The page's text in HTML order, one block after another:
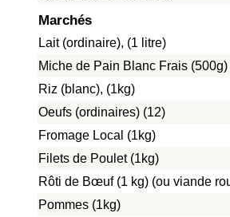
Marchés
Lait (ordinaire), (1 litre)
Miche de Pain Blanc Frais (500g)
Riz (blanc), (1kg)
Oeufs (ordinaires) (12)
Fromage Local (1kg)
Filets de Poulet (1kg)
Rôti de Bœuf (1 kg) (ou viande
Pommes (1kg)